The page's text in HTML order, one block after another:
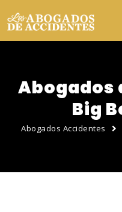
Abogados
Big
Abogados Accidentes